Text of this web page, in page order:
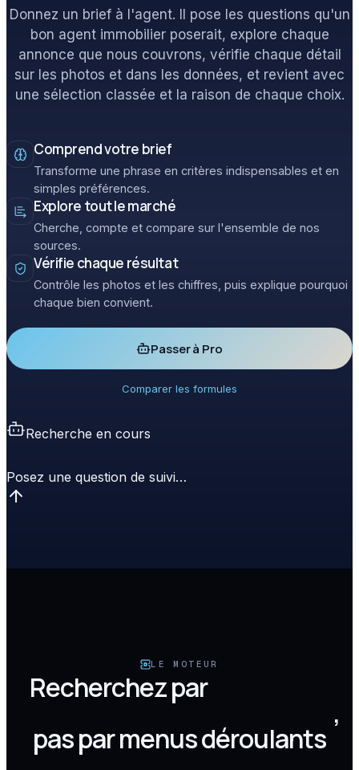
Donnez un brief à l'agent. Il pose les questions qu'un
bon agent immobilier poserait, explore chaque
annonce que nous couvrons, vérifie chaque détail
sur les photos et dans les données, et revient avec
une sélection classée et la raison de chaque choix.
Comprend votre brief
Transforme une phrase en critères indispensables et en
simples préférences.
Explore tout le marché
Cherche, compte et compare sur l'ensemble de nos
sources.
Vérifie chaque résultat
Contrôle les photos et les chiffres, puis explique pourquoi
chaque bien convient.
Passer à Pro
Comparer les formules
Recherche en cours
Posez une question de suivi…
LE MOTEUR
Recherchez par
matériau et caractéristique ,
pas par menus déroulants